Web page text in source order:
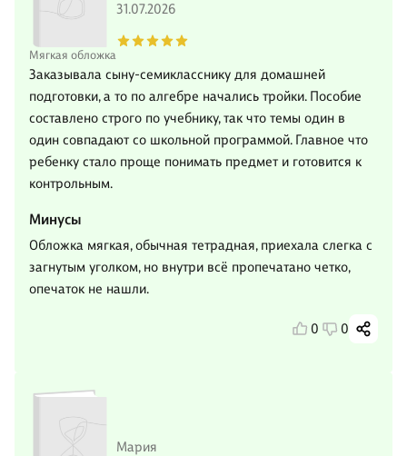
Мягкая обложка
31.07.2026
Заказывала сыну-семикласснику для домашней
подготовки, а то по алгебре начались тройки. Пособие
составлено строго по учебнику, так что темы один в
один совпадают со школьной программой. Главное что
ребенку стало проще понимать предмет и готовится к
контрольным.
Минусы
Обложка мягкая, обычная тетрадная, приехала слегка с
загнутым уголком, но внутри всё пропечатано четко,
опечаток не нашли.
0 0
Мария